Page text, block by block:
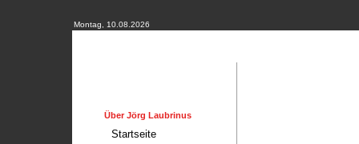
Montag, 10.08.2026
Über Jörg Laubrinus
Startseite